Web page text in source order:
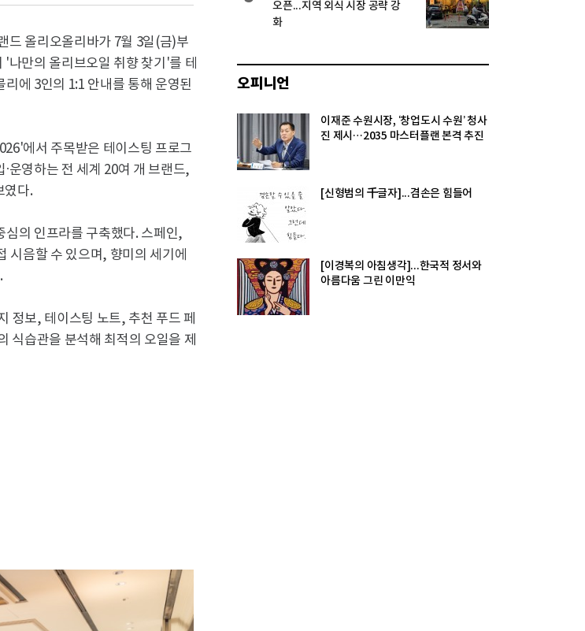
드 올리오올리바가 7월 3일(금)부
나만의 올리브오일 취향 찾기'를 테
에 3인의 1:1 안내를 통해 운영된
에서 주목받은 테이스팅 프로그
운영하는 전 세계 20여 개 브랜드,
였다.
심의 인프라를 구축했다. 스페인,
시음할 수 있으며, 향미의 세기에
정보, 테이스팅 노트, 추천 푸드 페
식습관을 분석해 최적의 오일을 제
오픈...지역 외식 시장 공략 강
화
오피니언
이재준 수원시장, ‘창업도시 수원’ 청사
진 제시…2035 마스터플랜 본격 추진
[신형범의 千글자]...겸손은 힘들어
[이경복의 아침생각]...한국적 정서와
아름다움 그린 이만익